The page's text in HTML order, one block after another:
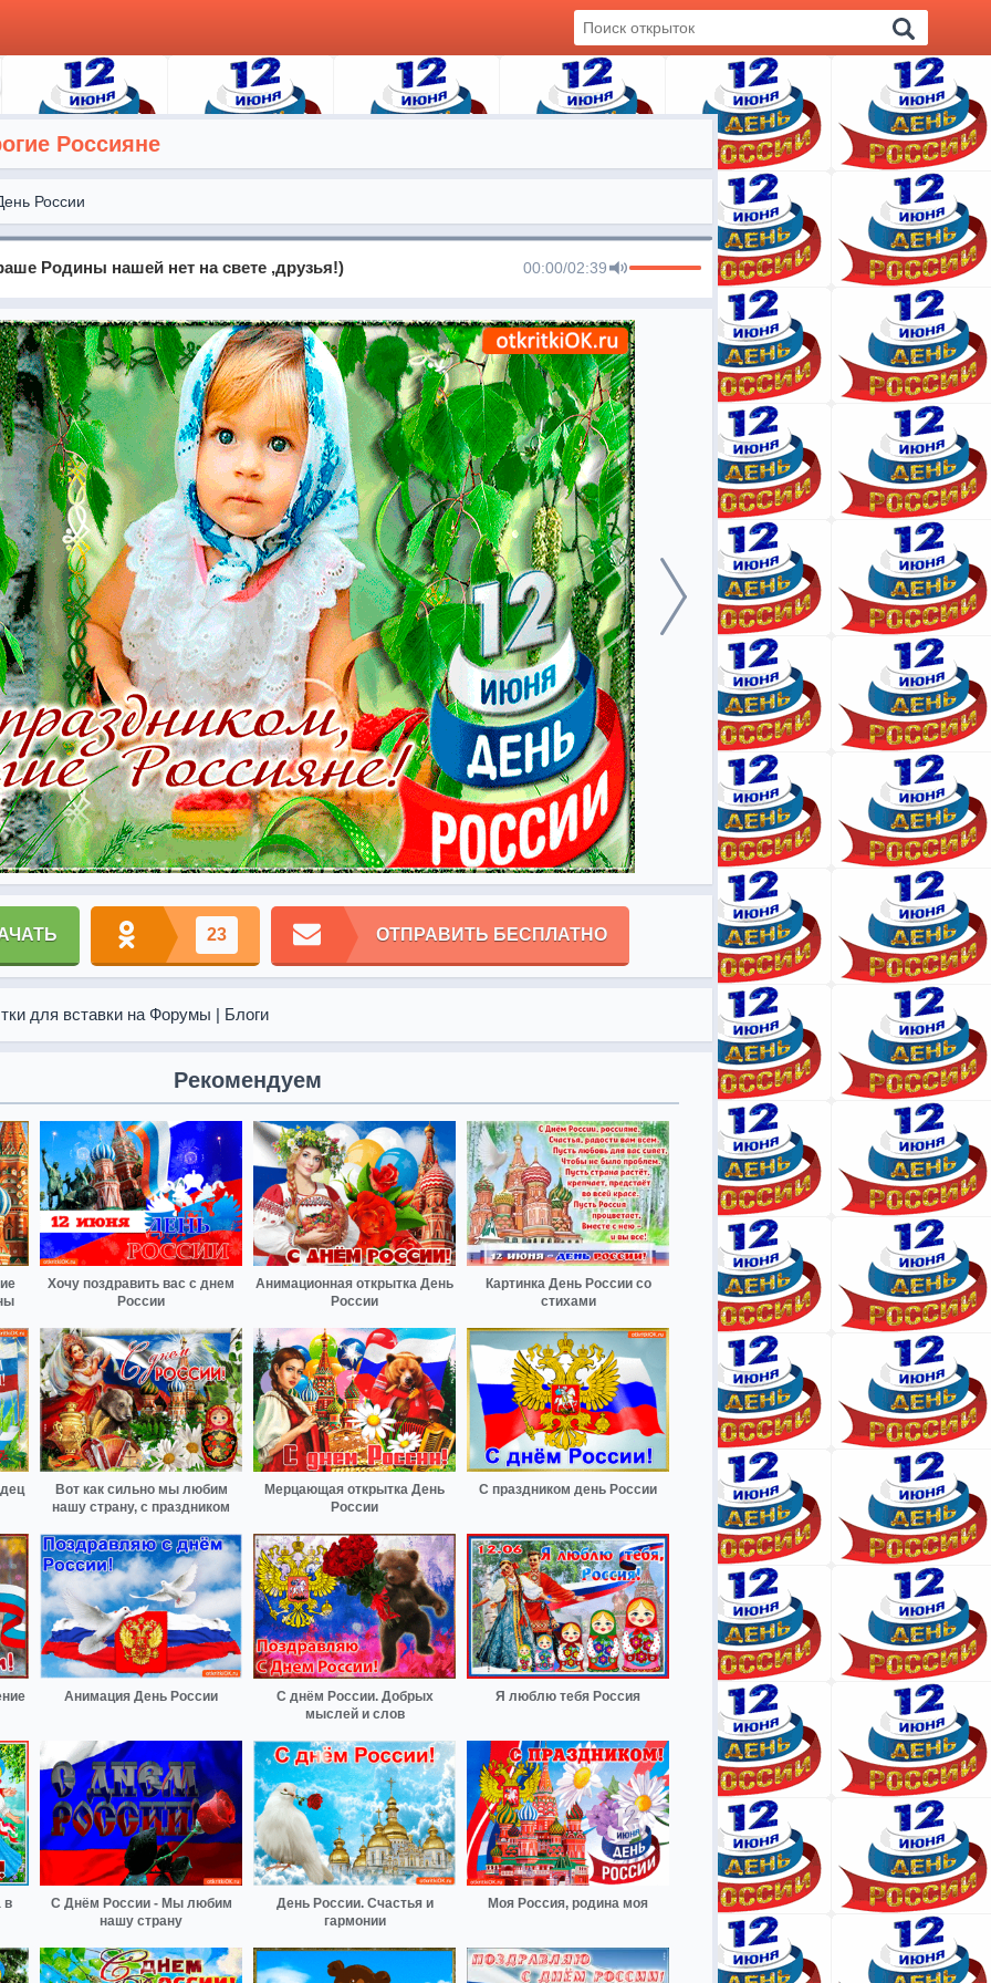
Россияне
России
Родины нашей нет на свете ,друзья!) 00:00/02:39
23 ОТПРАВИТЬ БЕСПЛАТНО
для вставки на Форумы | Блоги
Рекомендуем
Хочу поздравить вас с днем
России
Анимационная открытка День
России
Картинка День России со
стихами
Вот как сильно мы любим
нашу страну, с праздником
Мерцающая открытка День
России
С праздником день России
Анимация День России
С днём России. Добрых
мыслей и слов
Я люблю тебя Россия
в
С Днём России - Мы любим
нашу страну
День России. Счастья и
гармонии
Моя Россия, родина моя